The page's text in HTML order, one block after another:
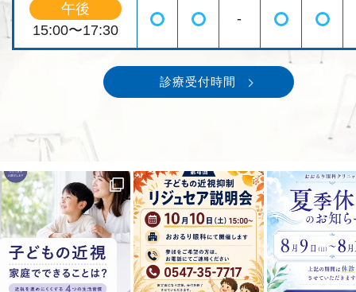
午後
15:00〜17:30
◯ ◯ - ◯ ◯
診療受付時間